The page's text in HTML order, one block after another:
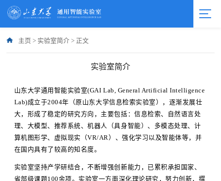
主页 > 实验室简介 > 正文
实验室简介
山东大学通用智能实验室(GAI Lab, General Artificial Intelligence
Lab)成立于2004年（原山东大学信息检索实验室），逐渐发展壮
大，形成了稳定的研究方向，主要包括：信息检索、自然语言处
理、大模型、推荐系统、机器人（具身智能）、多模态处理、计
算机图形学、虚拟现实（VR/AR）、强化学习以及智能体等，并
在国内具有了较高的知名度。
实验室坚持产学研结合，不断增强创新能力，已累积承担国家、
省部级课题100余项。实验室一方面深化理论研究，努力创新，撰